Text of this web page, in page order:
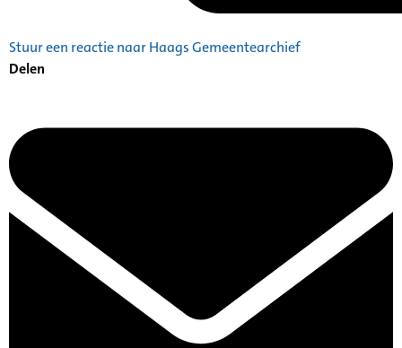
Stuur een reactie naar Haags Gemeentearchief
Delen